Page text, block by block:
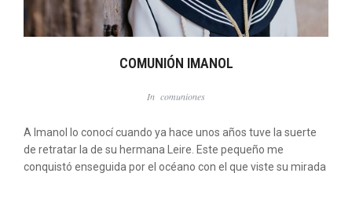
COMUNIÓN IMANOL
In comuniones
A Imanol lo conocí cuando ya hace unos años tuve la suerte
de retratar la de su hermana Leire. Este pequeño me
conquistó enseguida por el océano con el que viste su mirada